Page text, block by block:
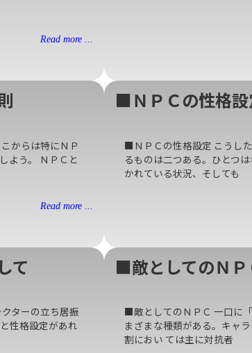
Read more ...
からは特にＮＰ
よう。 ＮＰＣと
Read more ...
■ＮＰＣの性格設
■ＮＰＣの性格設定 こうし
るものは二つある。ひとつ
かれている状況、そしても
て
ターの立ち居振
性格設定があれ
■敵としてのＮＰ
■敵としてのＮＰＣ 一口に
まざまな種類がある。キャ
割におい ては主に対抗者